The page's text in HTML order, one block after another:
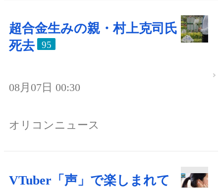
超合金生みの親・村上克司氏
死去
95
08月07日 00:30
オリコンニュース
VTuber「声」で楽しまれて